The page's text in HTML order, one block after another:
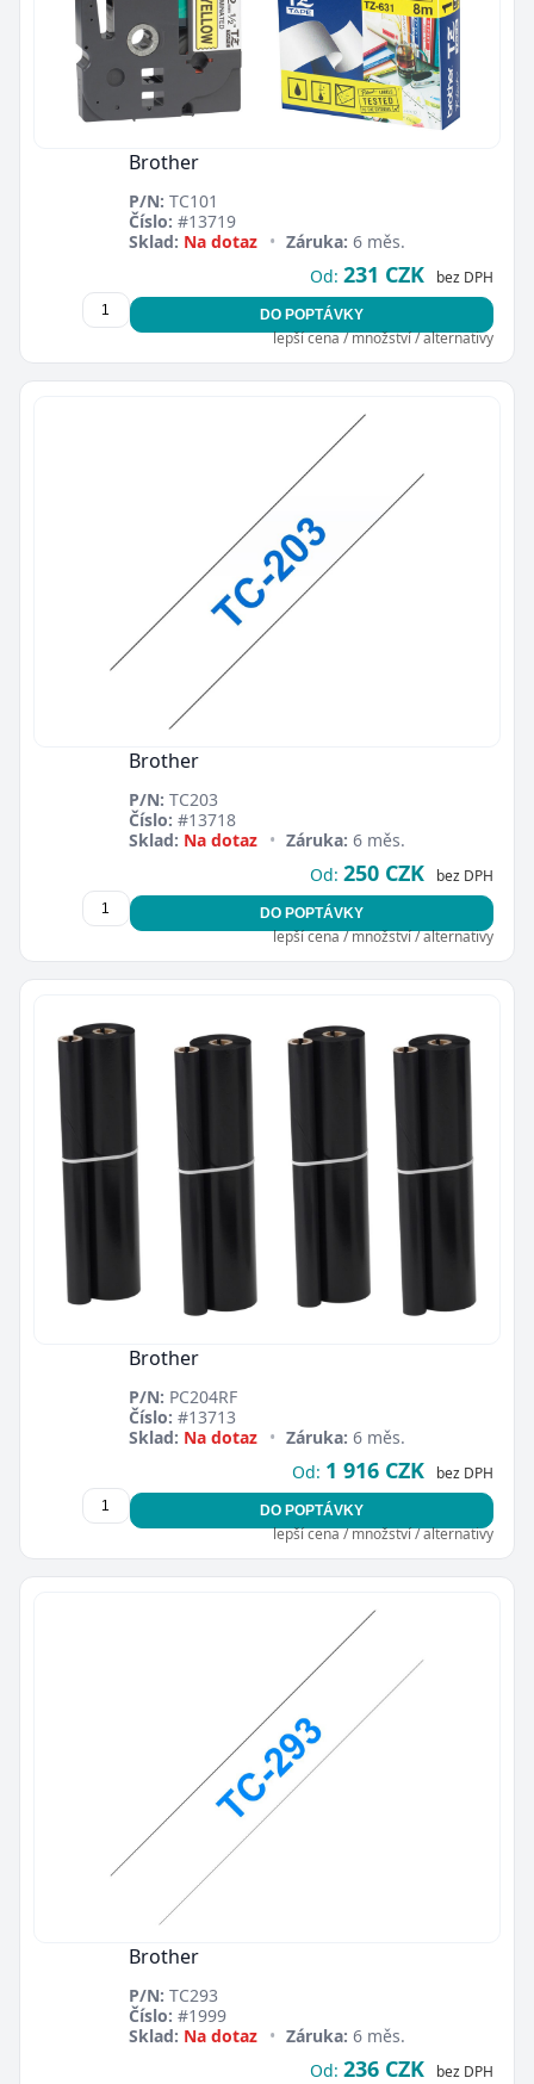
Brother
P/N: TC101
Číslo: #13719
Sklad: Na dotaz • Záruka: 6 měs.
Od: 231 CZK bez DPH
DO POPTÁVKY
lepší cena / množství / alternativy
Brother
P/N: TC203
Číslo: #13718
Sklad: Na dotaz • Záruka: 6 měs.
Od: 250 CZK bez DPH
DO POPTÁVKY
lepší cena / množství / alternativy
Brother
P/N: PC204RF
Číslo: #13713
Sklad: Na dotaz • Záruka: 6 měs.
Od: 1 916 CZK bez DPH
DO POPTÁVKY
lepší cena / množství / alternativy
Brother
P/N: TC293
Číslo: #1999
Sklad: Na dotaz • Záruka: 6 měs.
Od: 236 CZK bez DPH